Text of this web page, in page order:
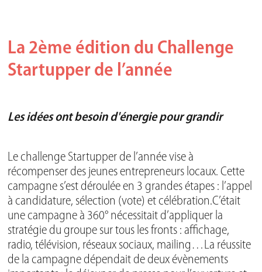
La 2ème édition du Challenge
Startupper de l’année
Les idées ont besoin d'énergie pour grandir
Le challenge Startupper de l’année vise à
récompenser des jeunes entrepreneurs locaux. Cette
campagne s’est déroulée en 3 grandes étapes : l’appel
à candidature, sélection (vote) et célébration.C’était
une campagne à 360° nécessitait d’appliquer la
stratégie du groupe sur tous les fronts : affichage,
radio, télévision, réseaux sociaux, mailing…La réussite
de la campagne dépendait de deux évènements